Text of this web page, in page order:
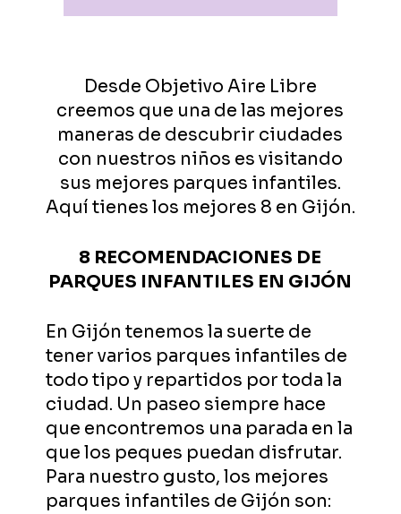
Desde Objetivo Aire Libre
creemos que una de las mejores
maneras de descubrir ciudades
con nuestros niños es visitando
sus mejores parques infantiles.
Aquí tienes los mejores 8 en Gijón.
8 RECOMENDACIONES DE
PARQUES INFANTILES EN GIJÓN
En Gijón tenemos la suerte de
tener varios parques infantiles de
todo tipo y repartidos por toda la
ciudad. Un paseo siempre hace
que encontremos una parada en la
que los peques puedan disfrutar.
Para nuestro gusto, los mejores
parques infantiles de Gijón son: